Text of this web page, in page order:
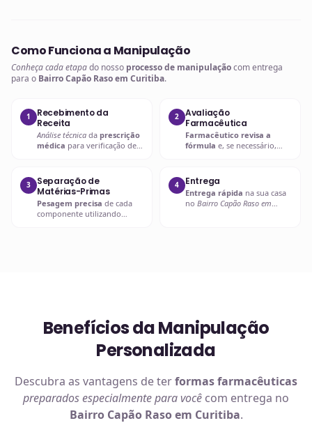
Como Funciona a Manipulação
Conheça cada etapado nosso processo de manipulaçãocom entrega
para o Bairro Capão Raso em Curitiba.
1
Recebimento da
Receita
Análise técnica da prescrição
médica para verificação de
2
Avaliação
Farmacêutica
Farmacêutico revisa a
fórmula e, se necessário,
esclarecimentos.
3
Separação de
Matérias-Primas
Pesagem precisa de cada
componente utilizando
4 Entrega
Entrega rápida na sua casa
no Bairro Capão Raso em
Benefícios da Manipulação
Personalizada
Descubra as vantagens de terformas farmacêuticas
preparados especialmente para você com entrega no
Bairro Capão Raso em Curitiba.